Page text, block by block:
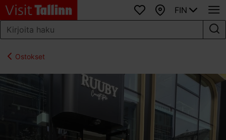
SuosikitKartta
FIN
Ostokset